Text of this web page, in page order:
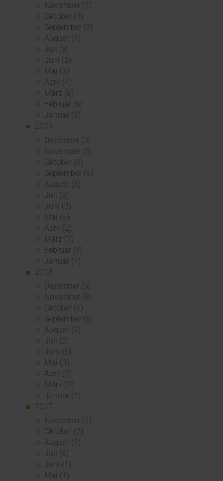
November (7)
Oktober (3)
September (3)
August (4)
Juli (3)
Juni (2)
Mai (3)
April (4)
März (6)
Februar (6)
Januar (3)
2019
Dezember (3)
November (5)
Oktober (6)
September (6)
August (3)
Juli (3)
Juni (3)
Mai (6)
April (2)
März (1)
Februar (4)
Januar (4)
2018
Dezember (5)
November (8)
Oktober (6)
September (8)
August (3)
Juli (2)
Juni (6)
Mai (3)
April (2)
März (2)
Januar (1)
2017
November (1)
Oktober (2)
August (2)
Juli (4)
Juni (1)
Mai (1)